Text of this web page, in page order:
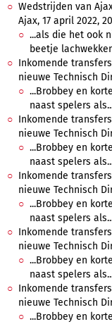
Wedstrijden van
Ajax, 17 april 2022,
...als die het ook
beetje
Inkomende
nieuwe Technisch
...Brobbey en
naast spelers
Inkomende
nieuwe Technisch
...Brobbey en
naast spelers
Inkomende
nieuwe Technisch
...Brobbey en
naast spelers
Inkomende
nieuwe Technisch
...Brobbey en
naast spelers
Inkomende
nieuwe Technisch
...Brobbey en